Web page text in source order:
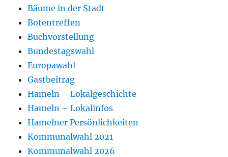
Bäume in der Stadt
Botentreffen
Buchvorstellung
Bundestagswahl
Europawahl
Gastbeitrag
Hameln – Lokalgeschichte
Hameln – Lokalinfos
Hamelner Persönlichkeiten
Kommunalwahl 2021
Kommunalwahl 2026